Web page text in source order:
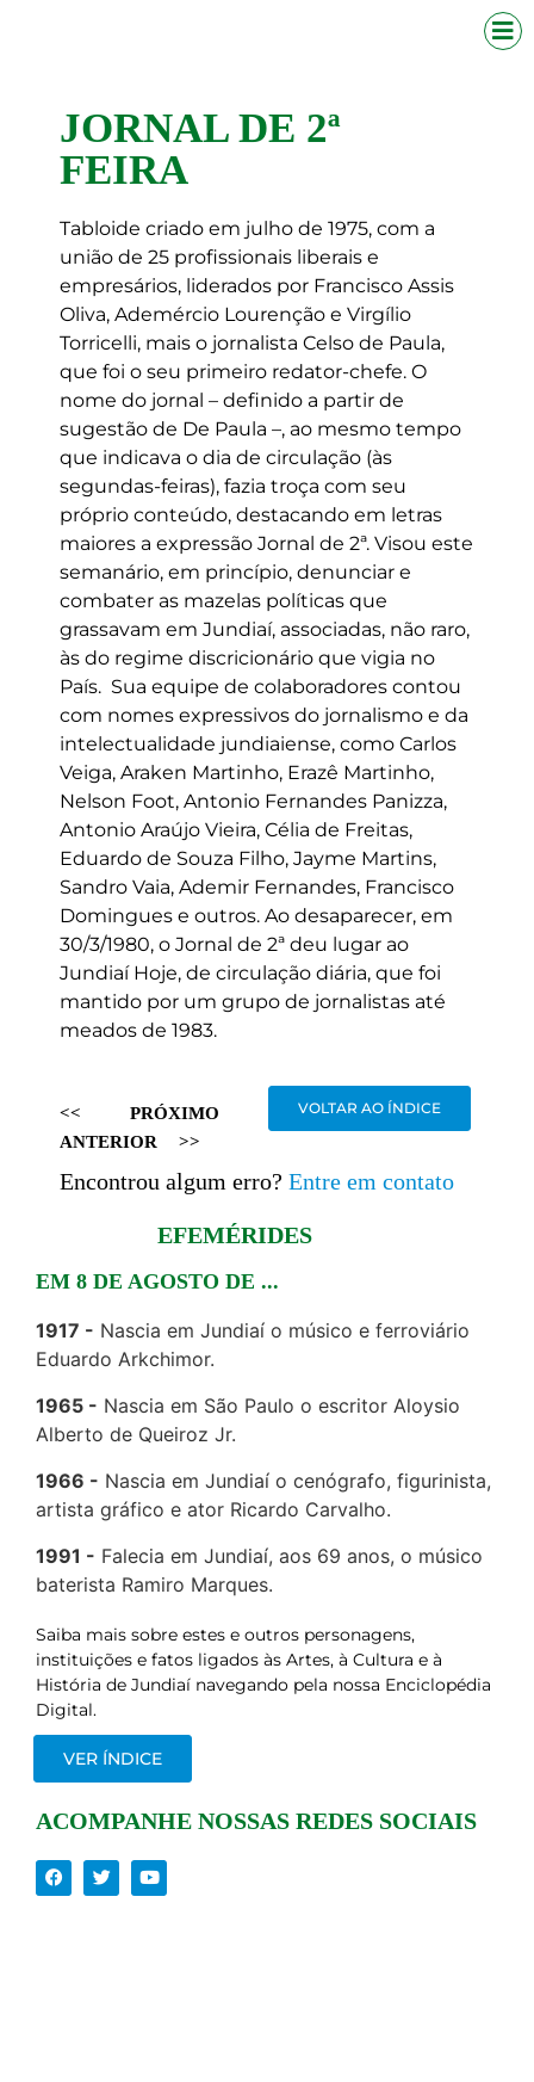
JORNAL DE 2ª
FEIRA
Tabloide criado em julho de 1975, com a
união de 25 profissionais liberais e
empresários, liderados por Francisco Assis
Oliva, Ademércio Lourenção e Virgílio
Torricelli, mais o jornalista Celso de Paula,
que foi o seu primeiro redator-chefe. O
nome do jornal – definido a partir de
sugestão de De Paula –, ao mesmo tempo
que indicava o dia de circulação (às
segundas-feiras), fazia troça com seu
próprio conteúdo, destacando em letras
maiores a expressão Jornal de 2ª. Visou este
semanário, em princípio, denunciar e
combater as mazelas políticas que
grassavam em Jundiaí, associadas, não raro,
às do regime discricionário que vigia no
País. Sua equipe de colaboradores contou
com nomes expressivos do jornalismo e da
intelectualidade jundiaiense, como Carlos
Veiga, Araken Martinho, Erazê Martinho,
Nelson Foot, Antonio Fernandes Panizza,
Antonio Araújo Vieira, Célia de Freitas,
Eduardo de Souza Filho, Jayme Martins,
Sandro Vaia, Ademir Fernandes, Francisco
Domingues e outros. Ao desaparecer, em
30/3/1980, o Jornal de 2ª deu lugar ao
Jundiaí Hoje, de circulação diária, que foi
mantido por um grupo de jornalistas até
meados de 1983.
<<
ANTERIOR
PRÓXIMO
>>
VOLTAR AO ÍNDICE
Encontrou algum erro? Entre em contato
EFEMÉRIDES
EM 8 DE AGOSTO DE ...
1917
Nascia em Jundiaí o músico e ferroviário
Eduardo Arkchimor.
1965
Nascia em São Paulo o escritor Aloysio
Alberto de Queiroz Jr.
1966
Nascia em Jundiaí o cenógrafo, figurinista,
artista gráfico e ator Ricardo Carvalho.
1991
Falecia em Jundiaí, aos 69 anos, o músico
baterista Ramiro Marques.
Saiba mais sobre estes e outros personagens,
instituições e fatos ligados às Artes, à Cultura e à
História de Jundiaí navegando pela nossa Enciclopédia
Digital.
VER ÍNDICE
ACOMPANHE NOSSAS REDES SOCIAIS